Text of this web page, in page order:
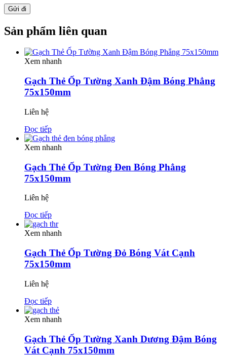
Sản phẩm liên quan
Xem nhanh
Gạch Thẻ Ốp Tường Xanh Đậm Bóng Phẳng
75x150mm
Liên hệ
Đọc tiếp
Xem nhanh
Gạch Thẻ Ốp Tường Đen Bóng Phẳng
75x150mm
Liên hệ
Đọc tiếp
Xem nhanh
Gạch Thẻ Ốp Tường Đỏ Bóng Vát Cạnh
75x150mm
Liên hệ
Đọc tiếp
Xem nhanh
Gạch Thẻ Ốp Tường Xanh Dương Đậm Bóng
Vát Cạnh 75x150mm